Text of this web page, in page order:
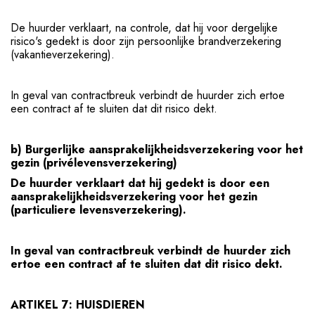
De huurder verklaart, na controle, dat hij voor dergelijke
risico's gedekt is door zijn persoonlijke brandverzekering
(vakantieverzekering).
In geval van contractbreuk verbindt de huurder zich ertoe
een contract af te sluiten dat dit risico dekt.
b) Burgerlijke aansprakelijkheidsverzekering voor het
gezin (privélevensverzekering)
De huurder verklaart dat hij gedekt is door een
aansprakelijkheidsverzekering voor het gezin
(particuliere levensverzekering).
In geval van contractbreuk verbindt de huurder zich
ertoe een contract af te sluiten dat dit risico dekt.
ARTIKEL 7: HUISDIEREN